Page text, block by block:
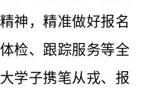
神，精准做好报名
检、跟踪服务等全
学子携笔从戎、报